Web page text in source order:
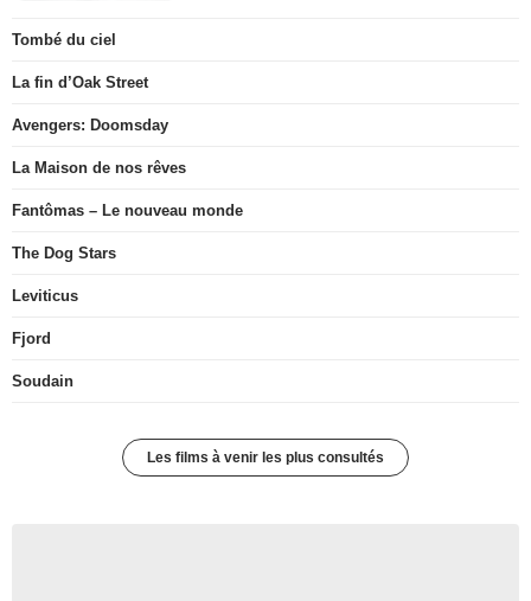
Tombé du ciel
La fin d’Oak Street
Avengers: Doomsday
La Maison de nos rêves
Fantômas – Le nouveau monde
The Dog Stars
Leviticus
Fjord
Soudain
Les films à venir les plus consultés